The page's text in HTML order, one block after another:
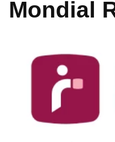
Mondial